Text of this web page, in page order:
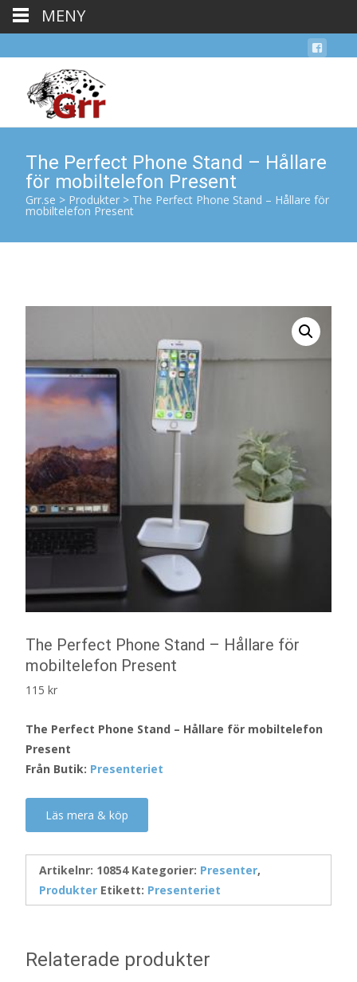
The Perfect Phone Stand – Hållare
för mobiltelefon Present
Grr.se > Produkter > The Perfect Phone Stand – Hållare för
mobiltelefon Present
The Perfect Phone Stand – Hållare för
mobiltelefon Present
115 kr
The Perfect Phone Stand – Hållare för mobiltelefon
Present
Från Butik: Presenteriet
Läs mera & köp
Artikelnr: 10854 Kategorier: Presenter,
Produkter Etikett: Presenteriet
Relaterade produkter
MENY